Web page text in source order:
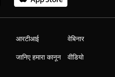
आरटीआई
जानिए हमारा कानून
वेबिनार
वीडियो